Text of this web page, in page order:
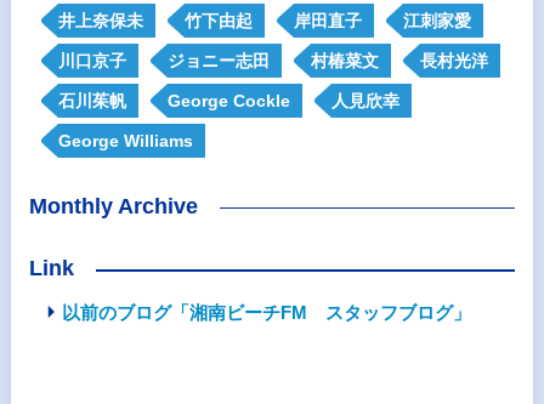
井上奈保未 竹下由起 岸田直子 江刺家愛
川口京子 ジョニー志田 村椿菜文 長村光洋
石川茱帆 George Cockle 人見欣幸
George Williams
Monthly Archive
Link
以前のブログ「湘南ビーチFM スタッフブログ」